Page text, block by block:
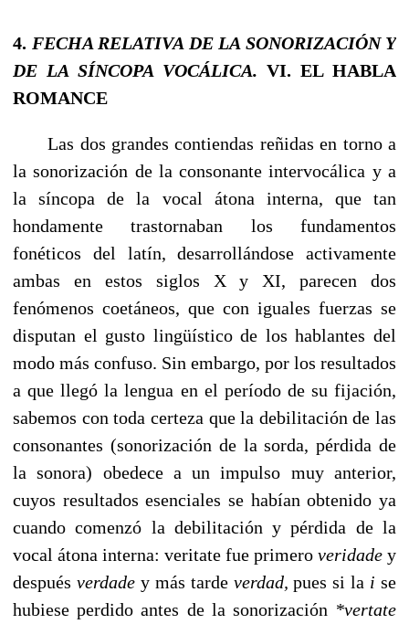
4. FECHA RELATIVA DE LA SONORIZA­CIÓN Y
DE LA SÍNCOPA VOCÁLICA. VI. EL HABLA
ROMANCE
Las dos grandes contiendas reñidas en torno a
la sono­rización de la consonante intervocálica y a
la síncopa de la vocal átona interna, que tan
hondamente trastornaban los fundamentos
fonéticos del latín, desarrollándose activamen­te
ambas en estos siglos X y XI, parecen dos
fenómenos coetáneos, que con iguales fuerzas se
disputan el gusto lin­güístico de los hablantes del
modo más confuso. Sin em­bargo, por los resultados
a que llegó la lengua en el perío­do de su fijación,
sabemos con toda certeza que la debilitación de las
consonantes (sonorización de la sorda, pérdida de
la sonora) obedece a un impulso muy anterior,
cuyos resultados esenciales se habían obtenido ya
cuando comenzó la debilitación y pérdida de la
vocal átona inter­na: veritate fue primero veridade y
después verdade y más tarde verdad,pues si la ise
hubiese perdido antes de la sonorización *vertate